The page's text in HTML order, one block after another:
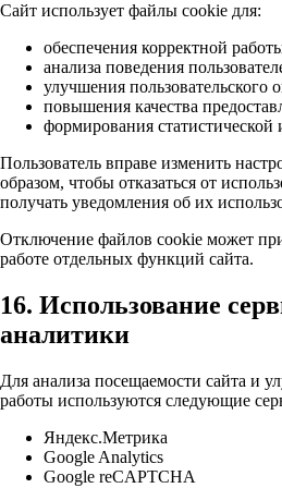
Сайт использует файлы cookie для:
обеспечения корректной
анализа поведения
улучшения пользовательского
повышения качества
формирования
Пользователь вправе изменить
образом, чтобы отказаться от
получать уведомления об их
Отключение файлов cookie может
работе отдельных функций сайта.
16. Использование
аналитики
Для анализа посещаемости сайта и
работы используются следующие
Яндекс.Метрика
Google Analytics
Google reCAPTCHA